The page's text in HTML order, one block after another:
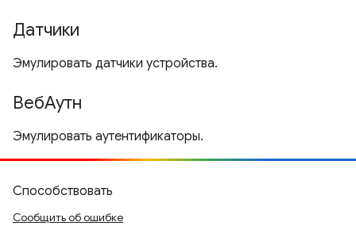
Датчики
Эмулировать датчики устройства.
ВебАутн
Эмулировать аутентификаторы.
Способствовать
Сообщить об ошибке